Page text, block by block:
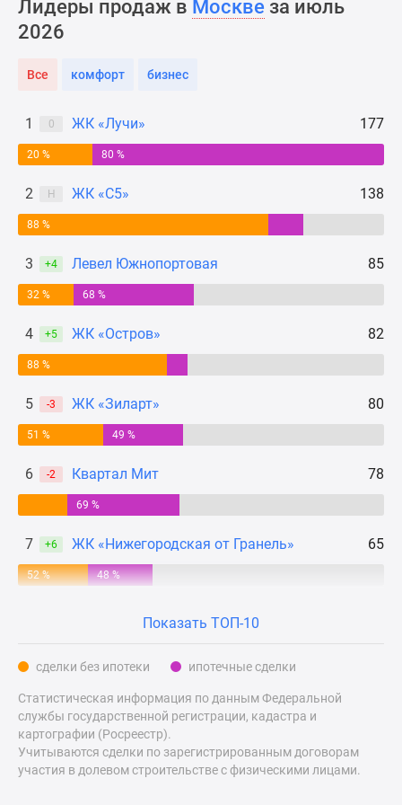
Новости
недвижимости
эксперта
рынка
Покупателю
Экспертиза
новостроек
проекте
Реклама
сайте
Дзен
Машино-
места
Апартаменты
#траншевая
#рассрочка
ИТ-
скидками
41%
Видео
360°
новостроек
Лидеры продаж в Москве за июль
2026
Все комфорт бизнес
1 0 ЖК «Лучи» 177
20 % 80 %
2 Н ЖК «С5» 138
88 %
3 +4 Левел Южнопортовая 85
32 % 68 %
4 +5 ЖК «Остров» 82
88 %
5 -3 ЖК «Зиларт» 80
51 % 49 %
6 -2 Квартал Мит 78
69 %
7 +6 ЖК «Нижегородская от Гранель» 65
52 % 48 %
Показать ТОП-10
сделки без ипотеки ипотечные сделки
Статистическая информация по данным Федеральной
службы государственной регистрации, кадастра и
картографии (Росреестр).
Учитываются сделки по зарегистрированным договорам
участия в долевом строительстве с физическими лицами.